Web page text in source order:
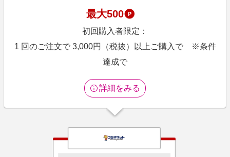
とことん買い物チャレンジ
Apple公式サイト×楽天カード分割払い
Samsung ボーナスキャンペーン
最大500
初回購入者限定：
1 回のご注文で 3,000円（税抜）以上ご購入で ※条件
達成で
詳細をみる